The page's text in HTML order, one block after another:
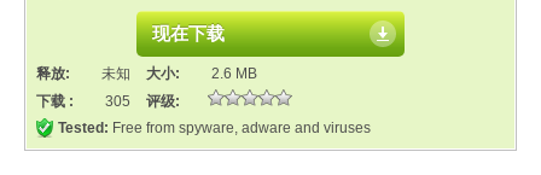
现在下载
释放: 未知 大小:
2.6 MB
下载 :
305
评级:
Tested: Free from spyware, adware and viruses